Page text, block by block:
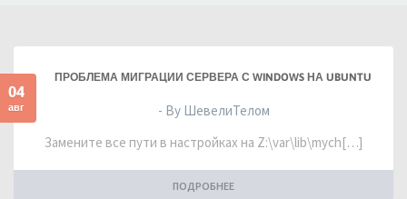
04
авг
ПРОБЛЕМА МИГРАЦИИ СЕРВЕРА С WINDOWS НА UBUNTU
- By ШевелиТелом
Замените все пути в настройках на Z:\var\lib\mych[…]
ПОДРОБНЕЕ